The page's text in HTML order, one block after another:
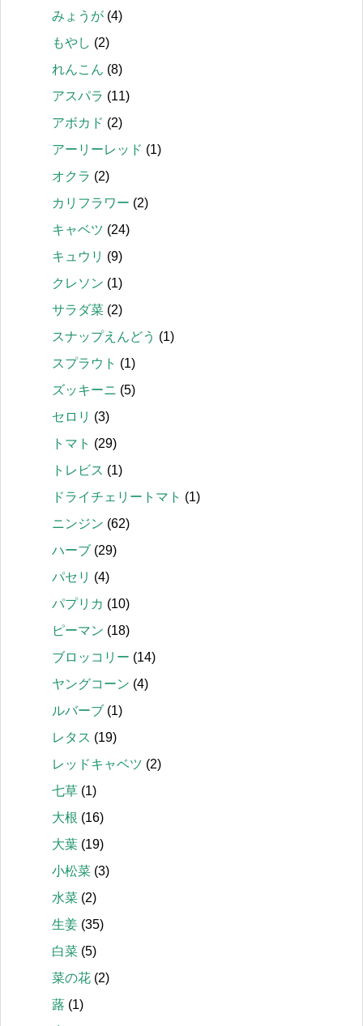
みょうが (4)
もやし (2)
れんこん (8)
アスパラ (11)
アボカド (2)
アーリーレッド (1)
オクラ (2)
カリフラワー (2)
キャベツ (24)
キュウリ (9)
クレソン (1)
サラダ菜 (2)
スナップえんどう (1)
スプラウト (1)
ズッキーニ (5)
セロリ (3)
トマト (29)
トレビス (1)
ドライチェリートマト (1)
ニンジン (62)
ハーブ (29)
パセリ (4)
パプリカ (10)
ピーマン (18)
ブロッコリー (14)
ヤングコーン (4)
ルバーブ (1)
レタス (19)
レッドキャベツ (2)
七草 (1)
大根 (16)
大葉 (19)
小松菜 (3)
水菜 (2)
生姜 (35)
白菜 (5)
菜の花 (2)
蕗 (1)